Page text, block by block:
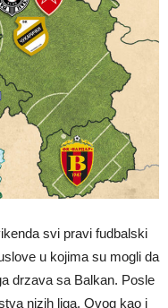
svi pravi fudbalski
u kojima su mogli da
drzava sa Balkan. Posle
nizih liga. Ovog kao i